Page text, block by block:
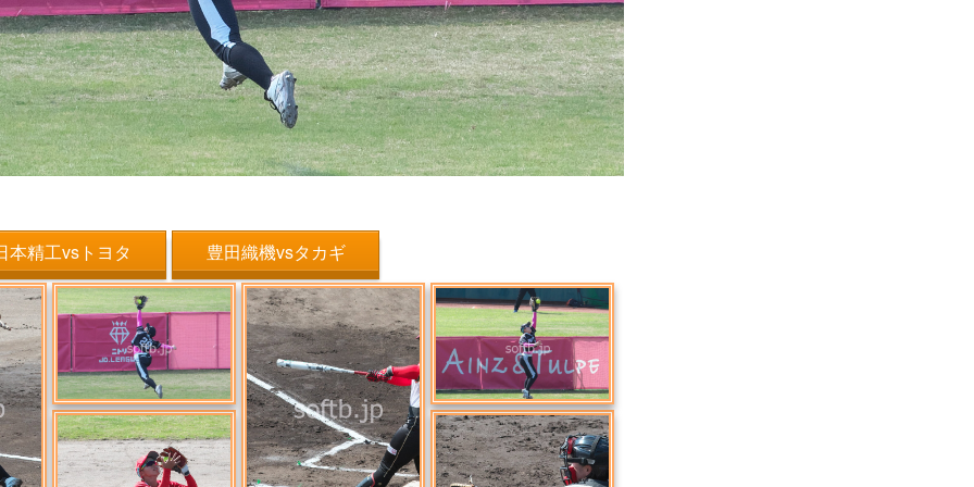
本精工vsトヨタ 豊田織機vsタカギ